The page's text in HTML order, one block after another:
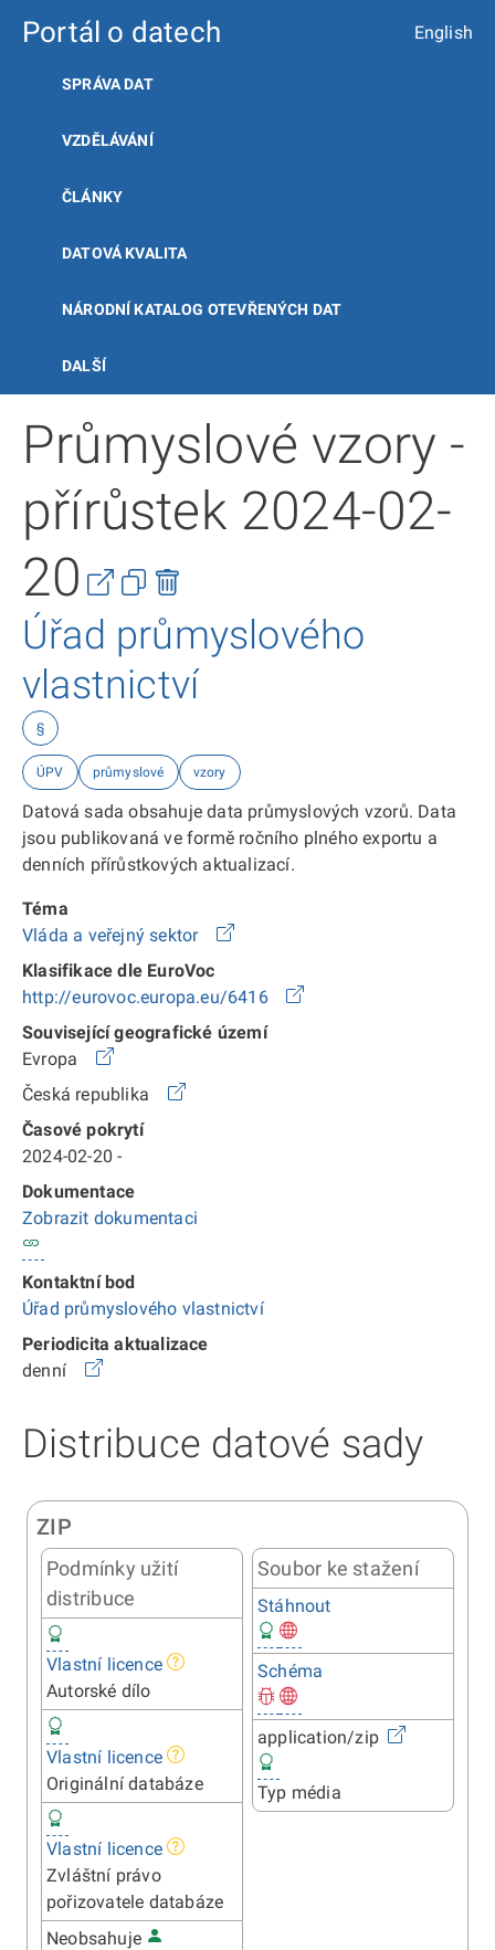
Portál o datech English
SPRÁVA DAT
VZDĚLÁVÁNÍ
ČLÁNKY
DATOVÁ KVALITA
NÁRODNÍ KATALOG OTEVŘENÝCH DAT
DALŠÍ
Průmyslové vzory -
přírůstek 2024-02-
20
Úřad průmyslového
vlastnictví
§
ÚPV průmyslové vzory
Datová sada obsahuje data průmyslových vzorů. Data
jsou publikovaná ve formě ročního plného exportu a
denních přírůstkových aktualizací.
Téma
Vláda a veřejný sektor
Klasifikace dle EuroVoc
http://eurovoc.europa.eu/6416
Související geografické území
Evropa
Česká republika
Časové pokrytí
2024-02-20 -
Dokumentace
Zobrazit dokumentaci
Kontaktní bod
Úřad průmyslového vlastnictví
Periodicita aktualizace
denní
Distribuce datové sady
ZIP
Podmínky užití
distribuce
Vlastní licence
Autorské dílo
Vlastní licence
Originální databáze
Vlastní licence
Zvláštní právo
pořizovatele databáze
Neobsahuje
Soubor ke stažení
Stáhnout
Schéma
application/zip
Typ média